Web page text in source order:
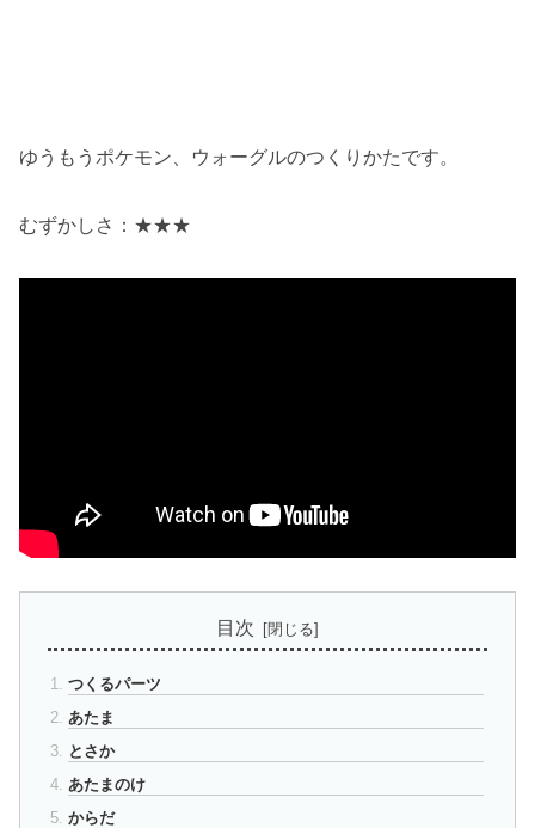
ゆうもうポケモン、ウォーグルのつくりかたです。
むずかしさ：★★★
目次
つくるパーツ
あたま
とさか
あたまのけ
からだ